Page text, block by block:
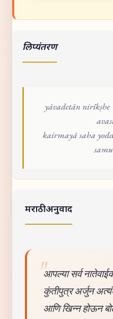
लिप्यंतरण
yāvadetān
kairmayā saha
मराठी अनुवाद
आपल्या सर्व
कुंतीपुत्र अर्जुन
आणि खिन्न होऊन